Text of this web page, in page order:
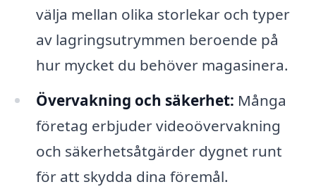
välja mellan olika storlekar och typer
av lagringsutrymmen beroende på
hur mycket du behöver magasinera.
Övervakning och säkerhet: Många
företag erbjuder videoövervakning
och säkerhetsåtgärder dygnet runt
för att skydda dina föremål.